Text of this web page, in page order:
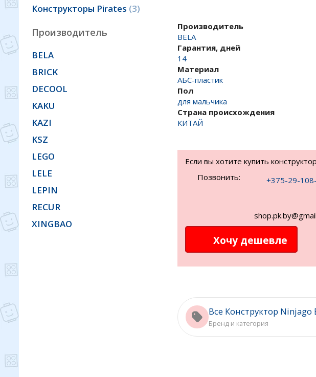
Конструкторы Pirates 3
Производитель
BELA
BRICK
DECOOL
KAKU
KAZI
KSZ
LEGO
LELE
LEPIN
RECUR
XINGBAO
Производитель
BELA
Гарантия, дней
14
Материал
АБС-пластик
Пол
для мальчика
Страна происхождения
КИТАЙ
Если вы хотите купить
Позвонить:
+375-29-
Хочу дешевле
Все Конструктор Ninjago
Бренд и категория